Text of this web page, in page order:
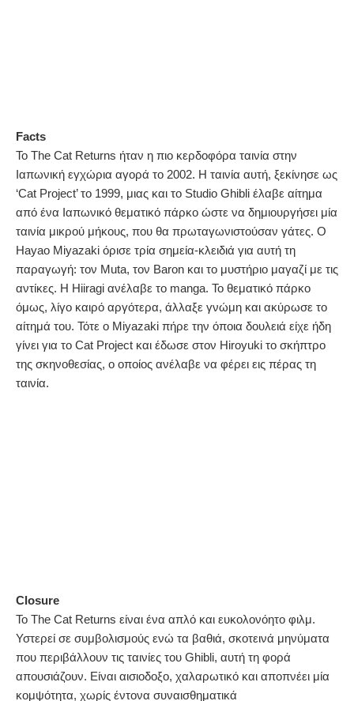
Facts
Το The Cat Returns ήταν η πιο κερδοφόρα ταινία στην
Ιαπωνική εγχώρια αγορά το 2002. Η ταινία αυτή, ξεκίνησε ως
‘Cat Project’ το 1999, μιας και το Studio Ghibli έλαβε αίτημα
από ένα Ιαπωνικό θεματικό πάρκο ώστε να δημιουργήσει μία
ταινία μικρού μήκους, που θα πρωταγωνιστούσαν γάτες. Ο
Hayao Miyazaki όρισε τρία σημεία-κλειδιά για αυτή τη
παραγωγή: τον Muta, τον Baron και το μυστήριο μαγαζί με τις
αντίκες. H Hiiragi ανέλαβε το manga. Το θεματικό πάρκο
όμως, λίγο καιρό αργότερα, άλλαξε γνώμη και ακύρωσε το
αίτημά του. Τότε o Miyazaki πήρε την όποια δουλειά είχε ήδη
γίνει για το Cat Project και έδωσε στον Hiroyuki το σκήπτρο
της σκηνοθεσίας, ο οποίος ανέλαβε να φέρει εις πέρας τη
ταινία.
Closure
To The Cat Returns είναι ένα απλό και ευκολονόητο φιλμ.
Υστερεί σε συμβολισμούς ενώ τα βαθιά, σκοτεινά μηνύματα
που περιβάλλουν τις ταινίες του Ghibli, αυτή τη φορά
απουσιάζουν. Είναι αισιοδοξο, χαλαρωτικό και αποπνέει μία
κομψότητα, χωρίς έντονα συναισθηματικά